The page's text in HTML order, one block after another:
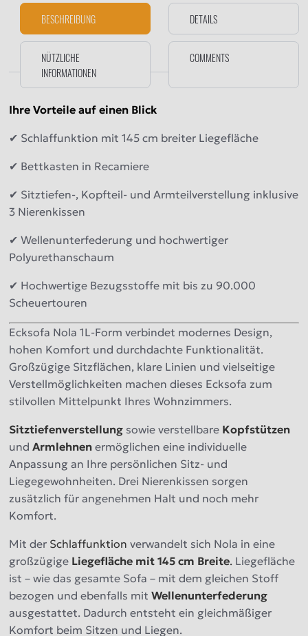
BESCHREIBUNG DETAILS
NÜTZLICHE
INFORMATIONEN
COMMENTS
Ihre Vorteile auf einen Blick
✔ Schlaffunktion mit 145 cm breiter Liegefläche
✔ Bettkasten in Recamiere
✔ Sitztiefen-, Kopfteil- und Armteilverstellung inklusive
3 Nierenkissen
✔ Wellenunterfederung und hochwertiger
Polyurethanschaum
✔ Hochwertige Bezugsstoffe mit bis zu 90.000
Scheuertouren
Ecksofa Nola 1L-Form verbindet modernes Design,
hohen Komfort und durchdachte Funktionalität.
Großzügige Sitzflächen, klare Linien und vielseitige
Verstellmöglichkeiten machen dieses Ecksofa zum
stilvollen Mittelpunkt Ihres Wohnzimmers.
Sitztiefenverstellung sowie verstellbare Kopfstützen
undArmlehnen ermöglichen eine individuelle
Anpassung an Ihre persönlichen Sitz- und
Liegegewohnheiten. Drei Nierenkissen sorgen
zusätzlich für angenehmen Halt und noch mehr
Komfort.
Mit der Schlaffunktion verwandelt sich Nola in eine
großzügige Liegefläche mit 145 cm Breite. Liegefläche
ist – wie das gesamte Sofa – mit dem gleichen Stoff
bezogen und ebenfalls mitWellenunterfederung
ausgestattet. Dadurch entsteht ein gleichmäßiger
Komfort beim Sitzen und Liegen.